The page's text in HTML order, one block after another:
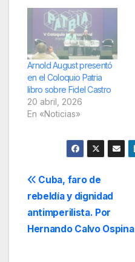
Arnold August presentó
en el Coloquio Patria
libro sobre Fidel Castro
20 abril, 2026
En «Noticias»
Navegación
de
entradas
Cuba, faro de
rebeldía y dignidad
antimperilista. Por
Hernando Calvo Ospina